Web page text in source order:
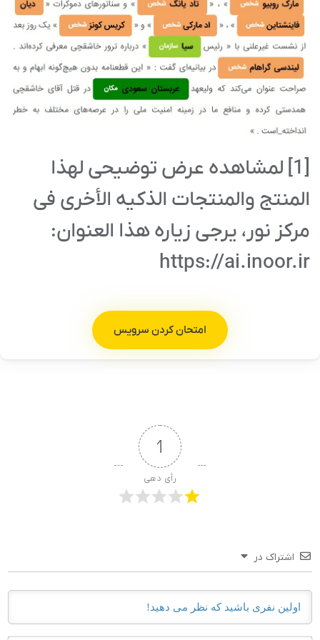
[1] لمشاهده عرض توضیحی لهذا
المنتج والمنتجات الذکیه الأخرى فی
مرکز نور، یرجى زیاره هذا العنوان:
https://ai.inoor.ir
امتحان کردن سرویس
1
رأی دهی
اشتراک در